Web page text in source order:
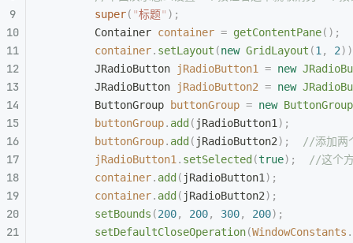
        super
( "标题" );
        Container
container = getContentPane();
        container
. setLayout (new GridLayout (1 , 2
        JRadioButton
jRadioButton1 = new
        JRadioButton
jRadioButton2 = new
        ButtonGroup
buttonGroup = new ButtonGroup
        buttonGroup
. add ( jRadioButton1 );
        buttonGroup
. add ( jRadioButton2);
//添加两
        jRadioButton1
. setSelected (true);
//这个
        container
. add ( jRadioButton1 );
        container
. add ( jRadioButton2);
        setBounds
(200, 200, 300, 200);
        setDefaultCloseOperation
(WindowConstants .